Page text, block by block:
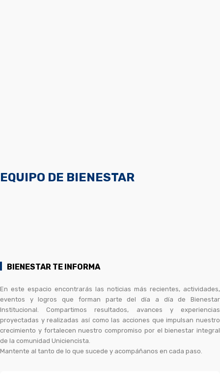
EQUIPO DE BIENESTAR
BIENESTAR TE INFORMA
En este espacio encontrarás las noticias más recientes, actividades,
eventos y logros que forman parte del día a día de Bienestar
Institucional. Compartimos resultados, avances y experiencias
proyectadas y realizadas así como las acciones que impulsan nuestro
crecimiento y fortalecen nuestro compromiso por el bienestar integral
de la comunidad Uniciencista.
Mantente al tanto de lo que sucede y acompáñanos en cada paso.